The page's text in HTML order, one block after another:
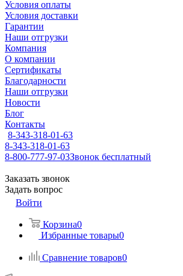
Условия оплаты
Условия доставки
Гарантии
Наши отгрузки
Компания
О компании
Сертификаты
Благодарности
Наши отгрузки
Новости
Блог
Контакты
8-343-318-01-63
8-343-318-01-63
8-800-777-97-03Звонок бесплатный
Заказать звонок
Задать вопрос
Войти
Корзина0
Избранные товары0
Сравнение товаров0